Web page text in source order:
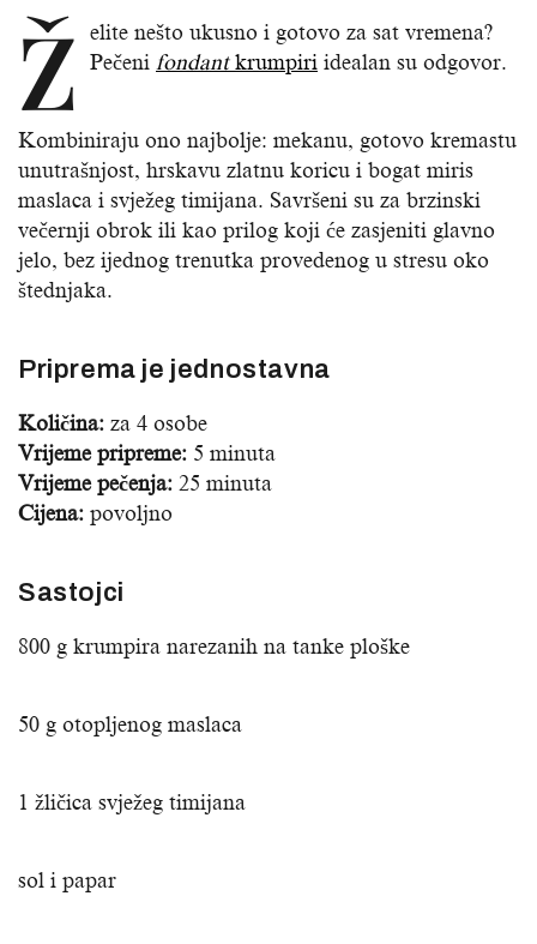
Ž
elite nešto ukusno i gotovo za sat vremena?
Pečeni fondantkrumpiri idealan su odgovor.
Kombiniraju ono najbolje: mekanu, gotovo kremastu
unutrašnjost, hrskavu zlatnu koricu i bogat miris
maslaca i svježeg timijana. Savršeni su za brzinski
večernji obrok ili kao prilog koji će zasjeniti glavno
jelo, bez ijednog trenutka provedenog u stresu oko
štednjaka.
Priprema je jednostavna
Količina: za 4 osobe
Vrijeme pripreme: 5 minuta
Vrijeme pečenja: 25 minuta
Cijena: povoljno
Sastojci
800 g krumpira narezanih na tanke ploške
50 g otopljenog maslaca
1 žličica svježeg timijana
sol i papar